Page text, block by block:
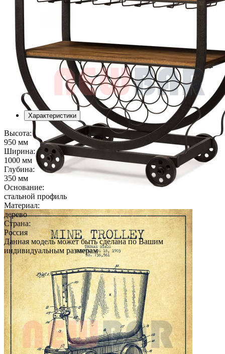
Характеристики
Высота:
950 мм
Ширина:
1000 мм
Глубина:
350 мм
Основание:
стальной профиль
Материал:
дерево
Страна:
Россия
Данная модель может быть сделана по Вашим
индивидуальным размерам